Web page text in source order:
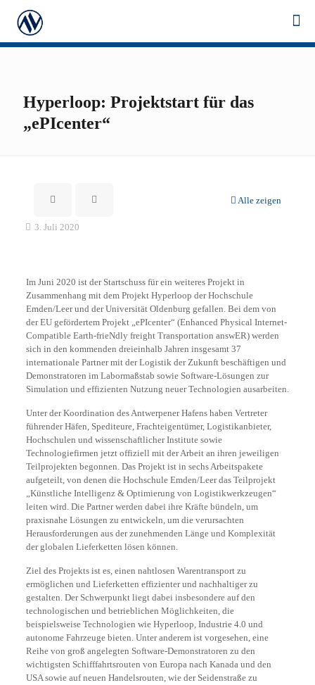
Hyperloop: Projektstart für das
„ePIcenter“
Alle zeigen
3. Juli 2020
Im Juni 2020 ist der Startschuss für ein weiteres Projekt in
Zusammenhang mit dem Projekt Hyperloop der Hochschule
Emden/Leer und der Universität Oldenburg gefallen. Bei dem von
der EU gefördertem Projekt „ePIcenter“ (Enhanced Physical Internet-
Compatible Earth-frieNdly freight Transportation answER) werden
sich in den kommenden dreieinhalb Jahren insgesamt 37
internationale Partner mit der Logistik der Zukunft beschäftigen und
Demonstratoren im Labormaßstab sowie Software-Lösungen zur
Simulation und effizienten Nutzung neuer Technologien ausarbeiten.
Unter der Koordination des Antwerpener Hafens haben Vertreter
führender Häfen, Spediteure, Frachteigentümer, Logistikanbieter,
Hochschulen und wissenschaftlicher Institute sowie
Technologiefirmen jetzt offiziell mit der Arbeit an ihren jeweiligen
Teilprojekten begonnen. Das Projekt ist in sechs Arbeitspakete
aufgeteilt, von denen die Hochschule Emden/Leer das Teilprojekt
„Künstliche Intelligenz & Optimierung von Logistikwerkzeugen“
leiten wird. Die Partner werden dabei ihre Kräfte bündeln, um
praxisnahe Lösungen zu entwickeln, um die verursachten
Herausforderungen aus der zunehmenden Länge und Komplexität
der globalen Lieferketten lösen können.
Ziel des Projekts ist es, einen nahtlosen Warentransport zu
ermöglichen und Lieferketten effizienter und nachhaltiger zu
gestalten. Der Schwerpunkt liegt dabei insbesondere auf den
technologischen und betrieblichen Möglichkeiten, die
beispielsweise Technologien wie Hyperloop, Industrie 4.0 und
autonome Fahrzeuge bieten. Unter anderem ist vorgesehen, eine
Reihe von groß angelegten Software-Demonstratoren zu den
wichtigsten Schifffahrtsrouten von Europa nach Kanada und den
USA sowie auf neuen Handelsrouten, wie der Seidenstraße zu